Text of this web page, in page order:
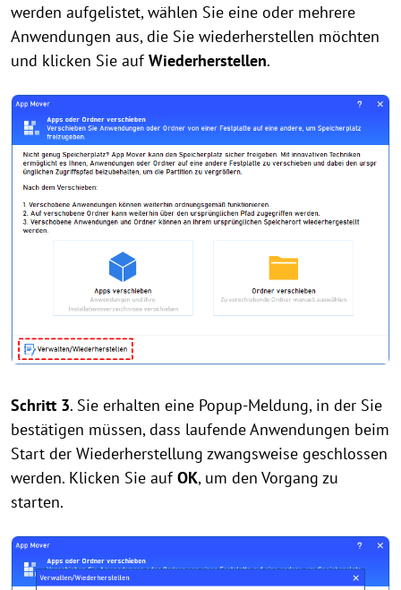
werden aufgelistet, wählen Sie eine oder mehrere
Anwendungen aus, die Sie wiederherstellen möchten
und klicken Sie aufWiederherstellen.
Schritt 3. Sie erhalten eine Popup-Meldung, in der Sie
bestätigen müssen, dass laufende Anwendungen beim
Start der Wiederherstellung zwangsweise geschlossen
werden. Klicken Sie aufOK, um den Vorgang zu
starten.